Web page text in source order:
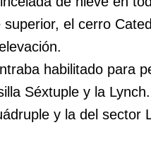
el cerro
habilitado para
Séxtuple y la Lynch.
y la del sector